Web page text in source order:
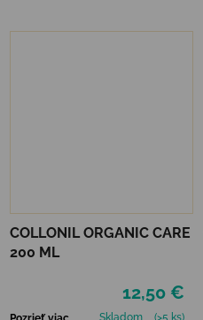
COLLONIL ORGANIC CARE
200 ML
12,50 €
Skladom (>5 ks)